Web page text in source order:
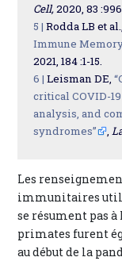
Cell,2020, 83
5 | Rodda LB et
Immune
2021, 184 :1-15.
6 | Leisman DE,
critical COVID-
analysis, and
syndromes”
,
Les
immunitaires
se résument pas à
primates furent
au début de la